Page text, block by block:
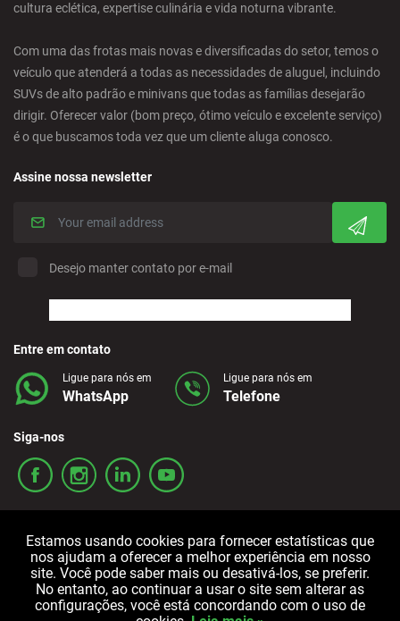
cultura eclética, expertise culinária e vida noturna vibrante.
Com uma das frotas mais novas e diversificadas do setor, temos o
veículo que atenderá a todas as necessidades de aluguel, incluindo
SUVs de alto padrão e minivans que todas as famílias desejarão
dirigir. Oferecer valor (bom preço, ótimo veículo e excelente serviço)
é o que buscamos toda vez que um cliente aluga conosco.
Assine nossa newsletter
Desejo manter contato por e-mail
Entre em contato
Ligue para nós em
WhatsApp
Ligue para nós em
Telefone
Siga-nos
Termos e condições Política de privacidade Política de cookies
Estamos usando cookies para fornecer estatísticas que
nos ajudam a oferecer a melhor experiência em nosso
site. Você pode saber mais ou desativá-los, se preferir.
No entanto, ao continuar a usar o site sem alterar as
configurações, você está concordando com o uso de